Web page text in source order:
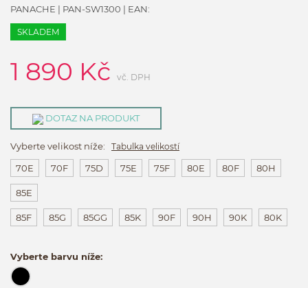
PANACHE | PAN-SW1300 | EAN:
SKLADEM
1 890 Kč vč. DPH
DOTAZ NA PRODUKT
Vyberte velikost níže: Tabulka velikostí
70E 70F 75D 75E 75F 80E 80F 80H
85E
85F 85G 85GG 85K 90F 90H 90K 80K
Vyberte barvu níže: